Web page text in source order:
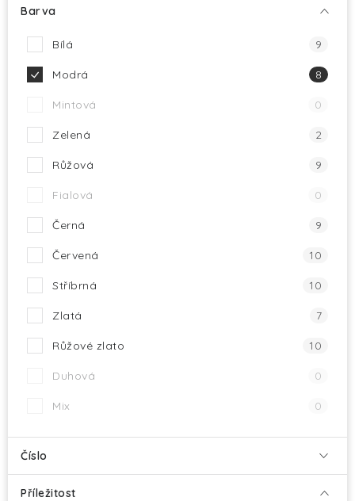
Hodnocení obchodu
Barva
Bílá 9
Modrá 8
Mintová 0
Zelená 2
Růžová 9
Fialová 0
Černá 9
Červená 10
Stříbrná 10
Zlatá 7
Růžové zlato 10
Duhová 0
Mix 0
Číslo
Příležitost